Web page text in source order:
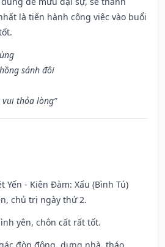
là tiến hành công việc vào buổi
sánh đôi
thỏa lòng”
Yến - Kiên Đàm: Xấu (Bình Tú)
chủ trị ngày thứ 2.
yên, chôn cất rất tốt.